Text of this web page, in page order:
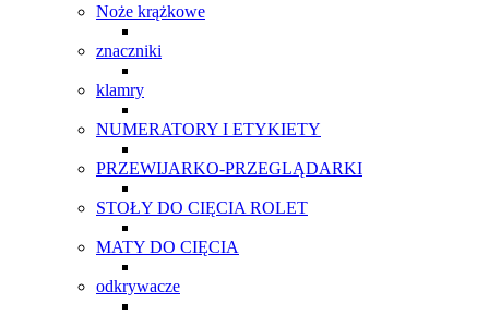
Noże krążkowe
znaczniki
klamry
NUMERATORY I ETYKIETY
PRZEWIJARKO-PRZEGLĄDARKI
STOŁY DO CIĘCIA ROLET
MATY DO CIĘCIA
odkrywacze